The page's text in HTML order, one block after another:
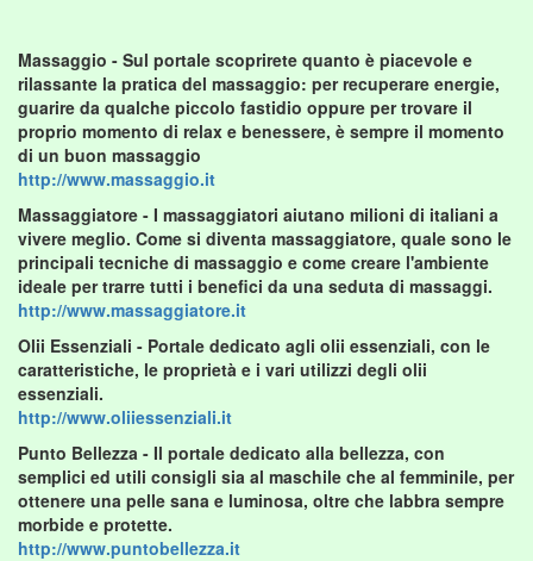
Massaggio - Sul portale scoprirete quanto è piacevole e
rilassante la pratica del massaggio: per recuperare energie,
guarire da qualche piccolo fastidio oppure per trovare il
proprio momento di relax e benessere, è sempre il momento
di un buon massaggio
http://www.massaggio.it
Massaggiatore - I massaggiatori aiutano milioni di italiani a
vivere meglio. Come si diventa massaggiatore, quale sono le
principali tecniche di massaggio e come creare l'ambiente
ideale per trarre tutti i benefici da una seduta di massaggi.
http://www.massaggiatore.it
Olii Essenziali - Portale dedicato agli olii essenziali, con le
caratteristiche, le proprietà e i vari utilizzi degli olii
essenziali.
http://www.oliiessenziali.it
Punto Bellezza - Il portale dedicato alla bellezza, con
semplici ed utili consigli sia al maschile che al femminile, per
ottenere una pelle sana e luminosa, oltre che labbra sempre
morbide e protette.
http://www.puntobellezza.it